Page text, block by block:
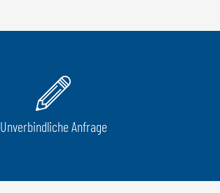
Unverbindliche Anfrage